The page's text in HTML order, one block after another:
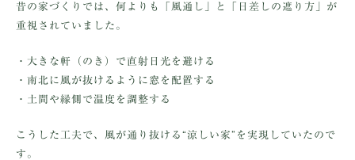
昔の家づくりでは、何よりも「風通し」と「日差しの遮り方」が
重視されていました。
・大きな軒（のき）で直射日光を避ける
・南北に風が抜けるように窓を配置する
・土間や縁側で温度を調整する
こうした工夫で、風が通り抜ける“涼しい家”を実現していたので
す。